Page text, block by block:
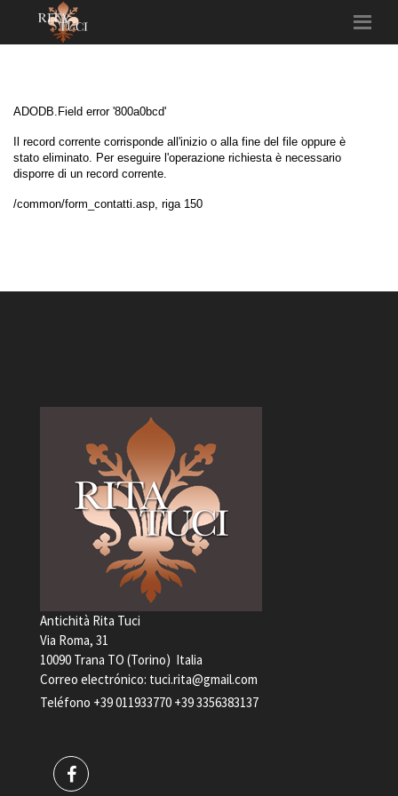
Antichità Rita Tuci
Via Roma, 31
10090 Trana TO (Torino) Italia
Correo electrónico: tuci.rita@gmail.com
Teléfono +39 011933770 +39 3356383137